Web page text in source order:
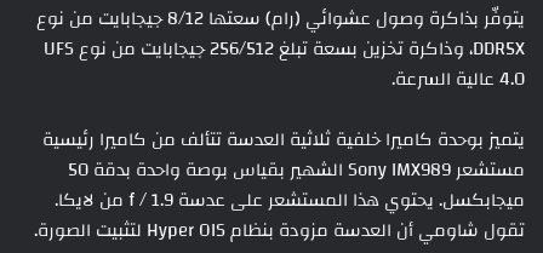
يتوفّر بذاكرة وصول عشوائي (رام) سعتها 8/12 جيجابايت من نوع
DDR5X، وذاكرة تخزين بسعة تبلغ 256/512 جيجابايت من نوع UFS
4.0 عالية السرعة.
يتميز بوحدة كاميرا خلفية ثلاثية العدسة تتألف من كاميرا رئيسية
مستشعر Sony IMX989 الشهير بقياس بوصة واحدة بدقة 50
ميجابكسل. يحتوي هذا المستشعر على عدسة f / 1.9 من لايكا.
تقول شاومي أن العدسة مزودة بنظام Hyper OIS لتثبيت الصورة.